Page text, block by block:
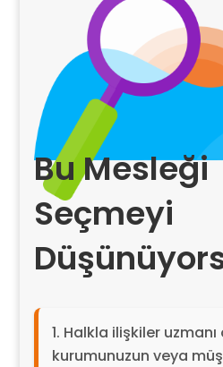
Bu Mesleği
Seçmeyi
Halkla ilişkiler
kurumunuzun veya